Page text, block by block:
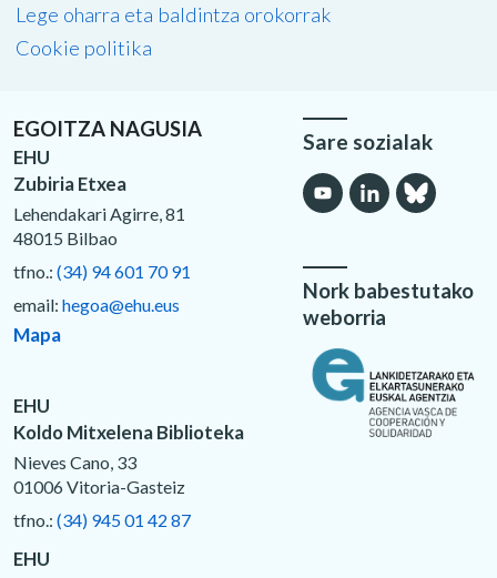
Lege oharra eta baldintza orokorrak
Cookie politika
EGOITZA NAGUSIA
EHU
Zubiria Etxea
Lehendakari Agirre, 81
48015 Bilbao
tfno.: (34) 94 601 70 91
email: hegoa@ehu.eus
Mapa
EHU
Koldo Mitxelena Biblioteka
Nieves Cano, 33
01006 Vitoria-Gasteiz
tfno.: (34) 945 01 42 87
EHU
Sare sozialak
Nork babestutako
weborria